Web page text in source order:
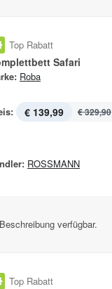
Top Rabatt
Safari
Roba
€ 139,99 € 329,90
ROSSMANN
verfügbar.
Top Rabatt